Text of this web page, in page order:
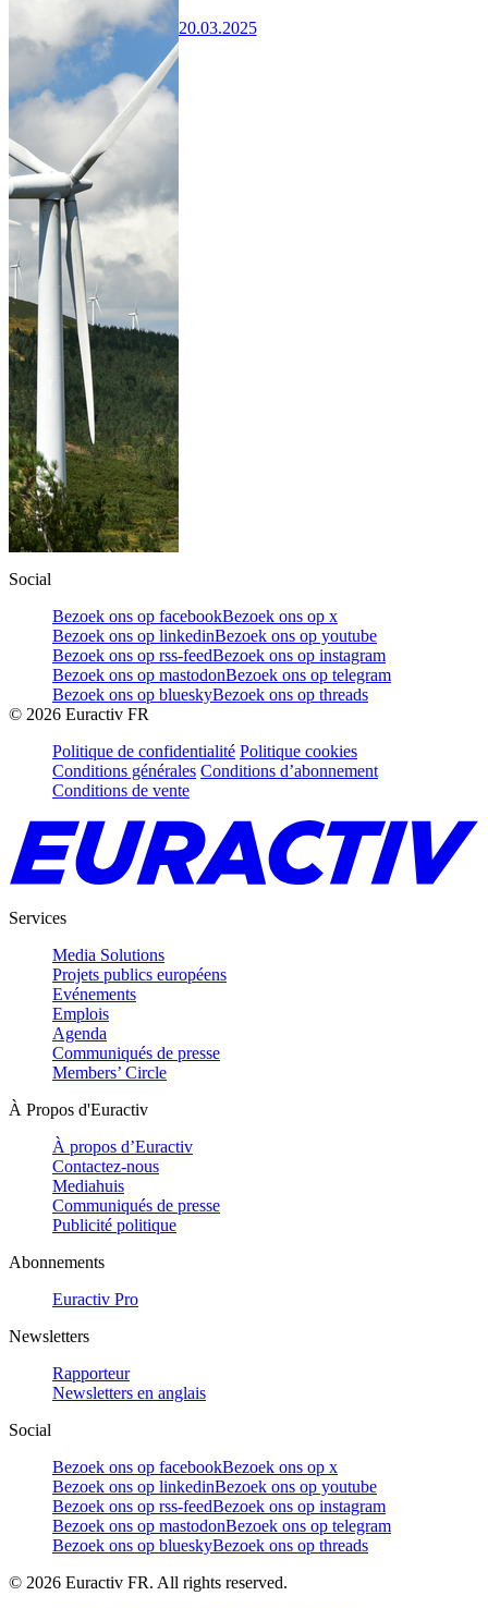
20.03.2025
Social
Bezoek ons op facebookBezoek ons op x
Bezoek ons op linkedinBezoek ons op youtube
Bezoek ons op rss-feedBezoek ons op instagram
Bezoek ons op mastodonBezoek ons op telegram
Bezoek ons op blueskyBezoek ons op threads
© 2026 Euractiv FR
Politique de confidentialité Politique cookies
Conditions générales Conditions d’abonnement
Conditions de vente
Services
Media Solutions
Projets publics européens
Evénements
Emplois
Agenda
Communiqués de presse
Members’ Circle
À Propos d'Euractiv
À propos d’Euractiv
Contactez-nous
Mediahuis
Communiqués de presse
Publicité politique
Abonnements
Euractiv Pro
Newsletters
Rapporteur
Newsletters en anglais
Social
Bezoek ons op facebookBezoek ons op x
Bezoek ons op linkedinBezoek ons op youtube
Bezoek ons op rss-feedBezoek ons op instagram
Bezoek ons op mastodonBezoek ons op telegram
Bezoek ons op blueskyBezoek ons op threads
© 2026 Euractiv FR. All rights reserved.